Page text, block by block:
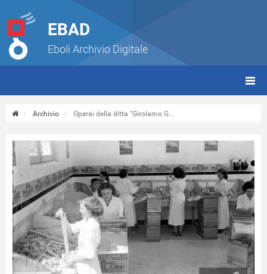
EBAD
Eboli Archivio Digitale
Archivio Operai della ditta "Girolamo G...